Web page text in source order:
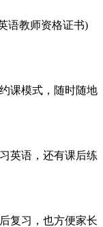
语教师资格证书)
课模式，随时随地
英语，还有课后练
复习，也方便家长